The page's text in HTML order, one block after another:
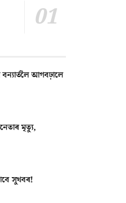
আগবঢ়ালে
মৃত্যু,
সুখবৰ!